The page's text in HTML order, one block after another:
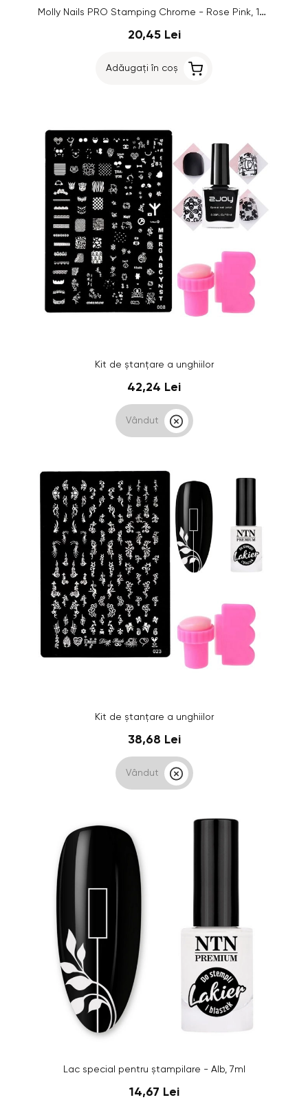
Molly Nails PRO Stamping Chrome - Rose Pink, 10ml
20,45 Lei
Adăugați în coș
Kit de ștanțare a unghiilor
42,24 Lei
Vândut
Kit de ștanțare a unghiilor
38,68 Lei
Vândut
Lac special pentru ștampilare - Alb, 7ml
14,67 Lei